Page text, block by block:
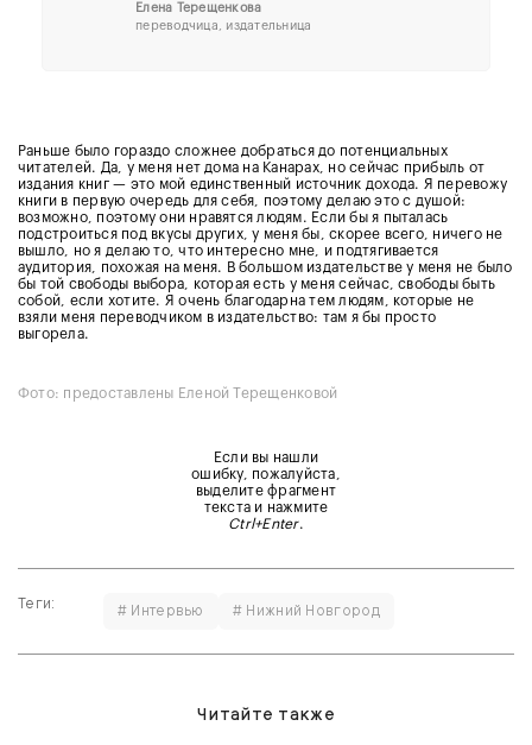
Елена Терещенкова
переводчица, издательница
Раньше было гораздо сложнее добраться до потенциальных
читателей. Да, у меня нет дома на Канарах, но сейчас прибыль от
издания книг — это мой единственный источник дохода. Я перевожу
книги в первую очередь для себя, поэтому делаю это с душой:
возможно, поэтому они нравятся людям. Если бы я пыталась
подстроиться под вкусы других, у меня бы, скорее всего, ничего не
вышло, но я делаю то, что интересно мне, и подтягивается
аудитория, похожая на меня. В большом издательстве у меня не было
бы той свободы выбора, которая есть у меня сейчас, свободы быть
собой, если хотите. Я очень благодарна тем людям, которые не
взяли меня переводчиком в издательство: там я бы просто
выгорела.
Фото: предоставлены Еленой Терещенковой
Если вы нашли
ошибку, пожалуйста,
выделите фрагмент
текста и нажмите
Ctrl+Enter.
Теги: # Интервью # Нижний Новгород
Читайте также